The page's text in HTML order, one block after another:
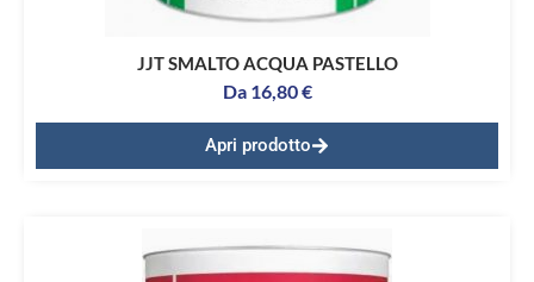
JJT SMALTO ACQUA PASTELLO
Da 16,80€
Apri prodotto